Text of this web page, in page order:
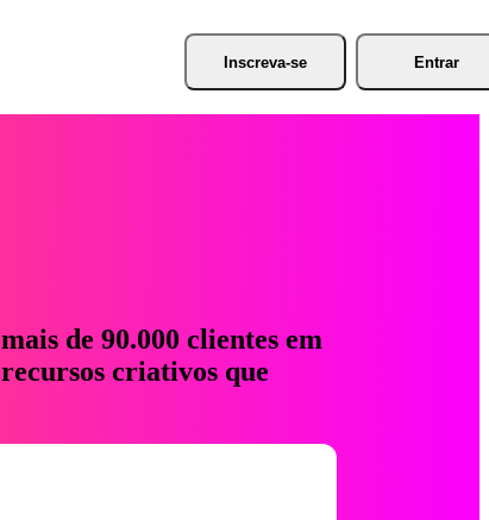
Inscreva-se Entrar
de 90.000 clientes em
criativos que